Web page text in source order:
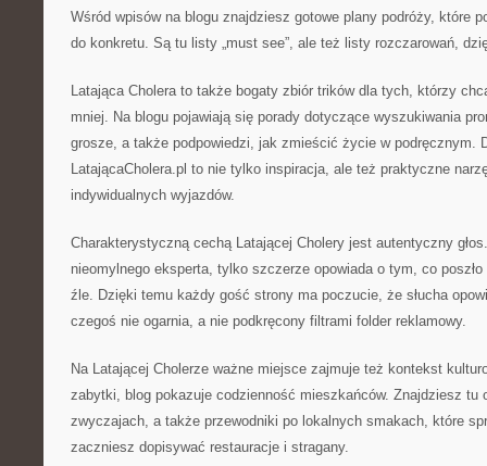
Wśród wpisów na blogu znajdziesz gotowe plany podróży, które
do konkretu. Są tu listy „must see”, ale też listy rozczarowań,
Latająca Cholera to także bogaty zbiór trików dla tych, którzy
mniej. Na blogu pojawiają się porady dotyczące wyszukiwania
grosze, a także podpowiedzi, jak zmieścić życie w podręcznym.
LatającaCholera.pl to nie tylko inspiracja, ale też praktyczne
indywidualnych wyjazdów.
Charakterystyczną cechą Latającej Cholery jest autentyczny
nieomylnego eksperta, tylko szczerze opowiada o tym, co
źle. Dzięki temu każdy gość strony ma poczucie, że słucha
czegoś nie ogarnia, a nie podkręcony filtrami folder reklamowy.
Na Latającej Cholerze ważne miejsce zajmuje też kontekst
zabytki, blog pokazuje codzienność mieszkańców. Znajdziesz tu
zwyczajach, a także przewodniki po lokalnych smakach, które
zaczniesz dopisywać restauracje i stragany.